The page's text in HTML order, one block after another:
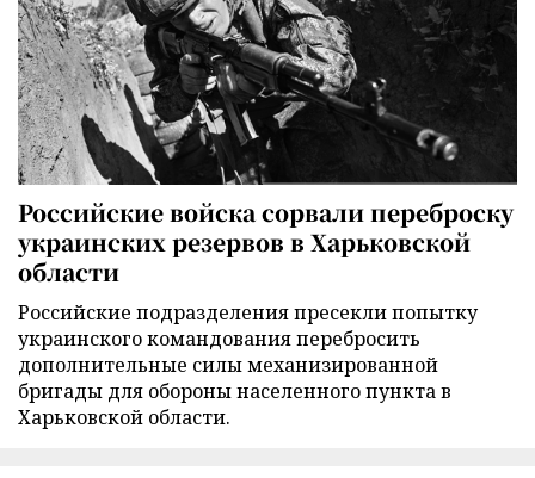
Российские войска сорвали переброску
украинских резервов в Харьковской
области
Российские подразделения пресекли попытку
украинского командования перебросить
дополнительные силы механизированной
бригады для обороны населенного пункта в
Харьковской области.